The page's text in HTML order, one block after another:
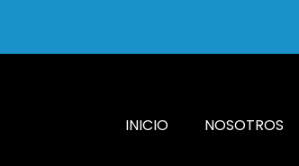
INICIO NOSOTROS